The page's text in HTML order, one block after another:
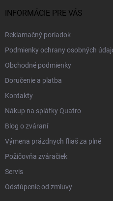
INFORMÁCIE PRE VÁS
Reklamačný poriadok
Podmienky ochrany osobných
Obchodné podmienky
Doručenie a platba
Kontakty
Nákup na splátky Quatro
Blog o zváraní
Výmena prázdnych fliaš za plné
Požičovňa zváračiek
Servis
Odstúpenie od zmluvy